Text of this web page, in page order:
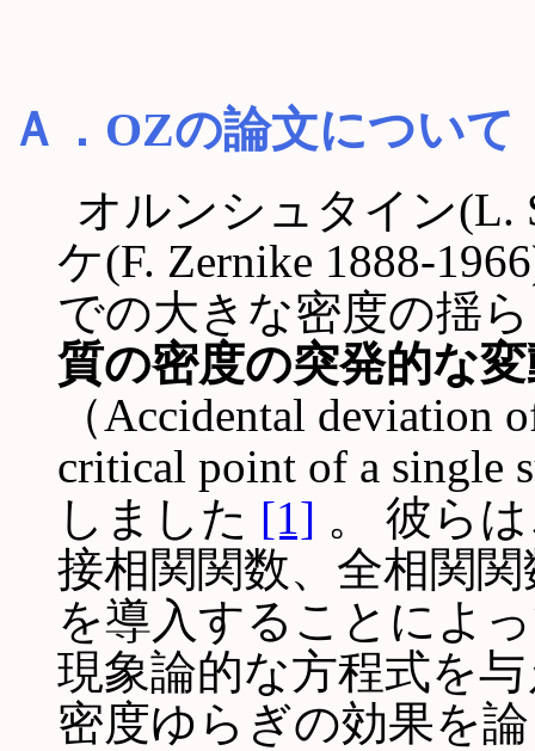
Ａ．OZの論文について
オルンシュタイン(L.
ケ(F. Zernike 1888-
での大きな密度の揺
質の密度の突発的な
（Accidental deviation
critical point of a single
しました [1] 。 彼ら
接相関関数、全相関
を導入することによ
現象論的な方程式を
密度ゆらぎの効果を